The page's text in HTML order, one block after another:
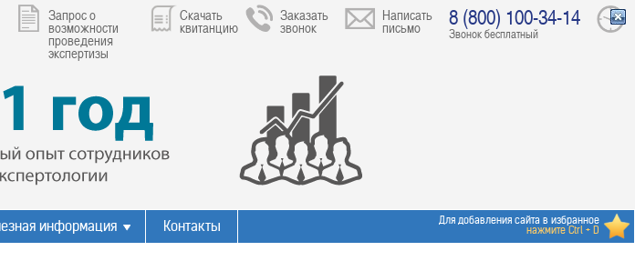
Запрос о
возможности
проведения
экспертизы
Скачать
квитанцию
Заказать
звонок
Написать
письмо 8 (800) 100-34-14
Звонок бесплатный
информация Контакты Для добавления сайта в избранное
нажмите Ctrl + D